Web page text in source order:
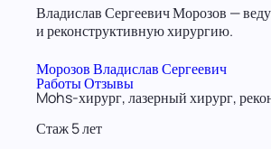
Владислав Сергеевич Морозов —
и реконструктивную хирургию.
Морозов Владислав Сергеевич
РаботыОтзывы
Mohs-хирург, лазерный хирург,
Стаж 5 лет